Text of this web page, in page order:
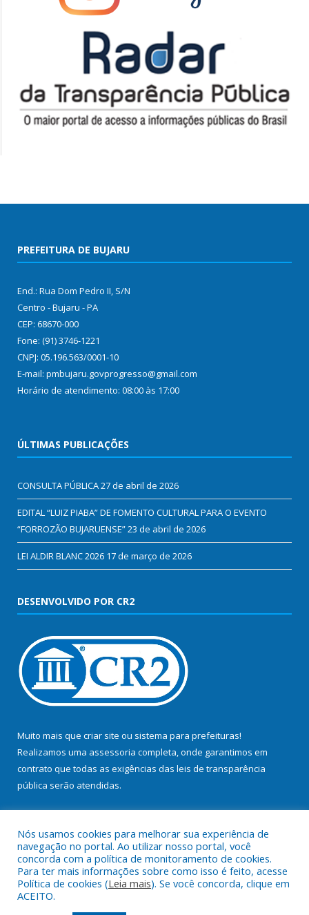
PREFEITURA DE BUJARU
End.: Rua Dom Pedro II, S/N
Centro - Bujaru - PA
CEP: 68670-000
Fone: (91) 3746-1221
CNPJ: 05.196.563/0001-10
E-mail: pmbujaru.govprogresso@gmail.com
Horário de atendimento: 08:00 às 17:00
ÚLTIMAS PUBLICAÇÕES
CONSULTA PÚBLICA27 de abril de 2026
EDITAL “LUIZ PIABA” DE FOMENTO CULTURAL PARA O EVENTO
“FORROZÃO BUJARUENSE”23 de abril de 2026
LEI ALDIR BLANC 2026 17 de março de 2026
DESENVOLVIDO POR CR2
Muito mais que criar site ou sistema para prefeituras!
Realizamos uma assessoria completa, onde garantimos em
contrato que todas as exigências das leis de transparência
pública serão atendidas.
Todos os direitos reservados a Prefeitura Municipal de Bujaru.
Nós usamos cookies para melhorar sua experiência de
navegação no portal. Ao utilizar nosso portal, você
concorda com a política de monitoramento de cookies.
Para ter mais informações sobre como isso é feito, acesse
Política de cookies (Leia mais). Se você concorda, clique em
ACEITO.